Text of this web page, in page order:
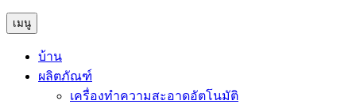
เมนู
บ้าน
ผลิตภัณฑ์
เครื่องทำความสะอาดอัตโนมัติ